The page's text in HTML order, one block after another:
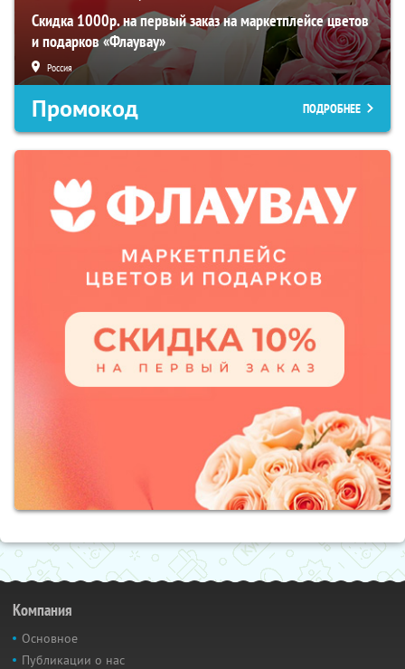
Скидка 1000р. на первый заказ на маркетплейсе цветов
и подарков «Флаувау»
Россия
Промокод ПОДРОБНЕЕ
Компания
Основное
Публикации о нас